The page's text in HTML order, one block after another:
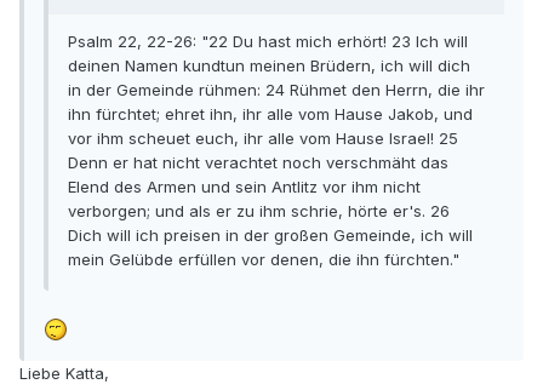
Psalm 22, 22-26: "22 Du hast mich erhört! 23 Ich will
deinen Namen kundtun meinen Brüdern, ich will dich
in der Gemeinde rühmen: 24 Rühmet den Herrn, die ihr
ihn fürchtet; ehret ihn, ihr alle vom Hause Jakob, und
vor ihm scheuet euch, ihr alle vom Hause Israel! 25
Denn er hat nicht verachtet noch verschmäht das
Elend des Armen und sein Antlitz vor ihm nicht
verborgen; und als er zu ihm schrie, hörte er's. 26
Dich will ich preisen in der großen Gemeinde, ich will
mein Gelübde erfüllen vor denen, die ihn fürchten."
Liebe Katta,